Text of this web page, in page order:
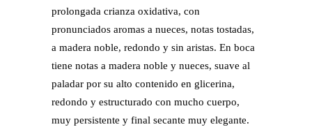
prolongada crianza oxidativa, con
pronunciados aromas a nueces, notas tostadas,
a madera noble, redondo y sin aristas. En boca
tiene notas a madera noble y nueces, suave al
paladar por su alto contenido en glicerina,
redondo y estructurado con mucho cuerpo,
muy persistente y final secante muy elegante.